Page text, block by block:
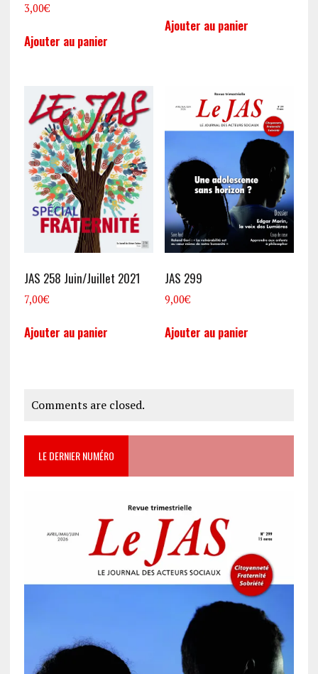
3,00€
Ajouter au panier
Ajouter au panier
JAS 258 Juin/Juillet 2021
7,00€
Ajouter au panier
JAS 299
9,00€
Ajouter au panier
Comments are closed.
LE DERNIER NUMÉRO